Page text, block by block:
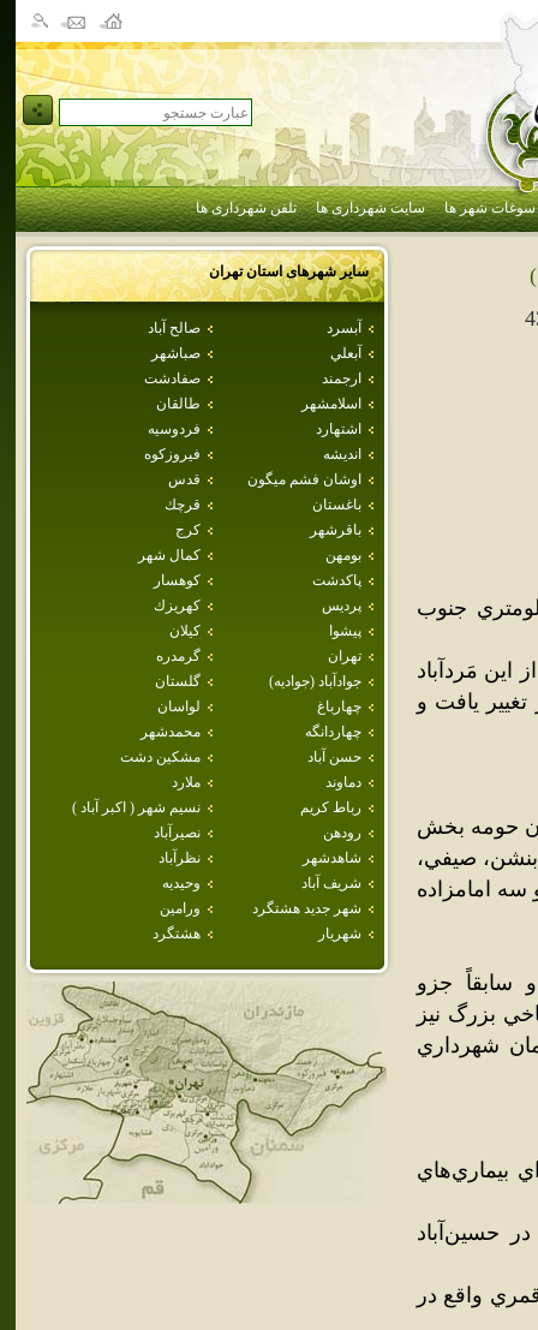
سوغات شهر ها سایت شهرداری ها تلفن شهرداری ها
سایر شهرهای استانتهران
آبسرد
صالح آباد
آبعلي
صباشهر
ارجمند
صفادشت
اسلامشهر
طالقان
اشتهارد
فردوسيه
انديشه
فيروزكوه
اوشان فشم ميگون
قدس
باغستان
قرچك
باقرشهر
كرج
بومهن
كمال شهر
پاكدشت
كوهسار
پرديس
كهريزك
پيشوا
كيلان
تهران
گرمدره
جوادآباد (جواديه)
گلستان
چهارباغ
لواسان
چهاردانگه
محمدشهر
حسن آباد
مشكين دشت
دماوند
ملارد
رباط كريم
نسيم شهر ( اكبر آباد )
رودهن
نصيرآباد
شاهدشهر
نظرآباد
شريف آباد
وحيديه
شهر جديد هشتگرد
ورامين
شهريار
هشتگرد
در استان تهران ايران. اين شهر در 18 کيلومتري جنوب
مَردآباد
يافت و
حومه بخش
بنشن، صيفي،
امامزاده
و سابقاً جزو
بزرگ نيز
شهرداري
بيماري‌هاي
در حسين‌آباد
واقع در